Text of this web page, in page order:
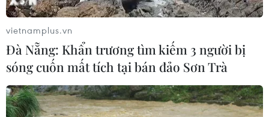
Italy và Hy Lạp trở thành điểm nóng
của virus Tây sông Nile
06/08/2026 13:24
Bão Dolphin hướng vào miền Đông
Trung Quốc, cảnh báo mưa lớn trên
vietnamplus.vn
Đà Nẵng: Khẩn trương tìm kiếm 3 người bị
sóng cuốn mất tích tại bán đảo Sơn Trà